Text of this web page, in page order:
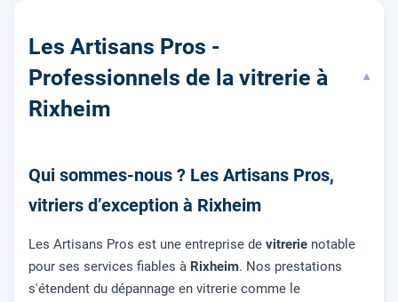
Les Artisans Pros -
Professionnels de la vitrerie à
Rixheim
▾
Qui sommes-nous ? Les Artisans Pros,
vitriers d’exception à Rixheim
Les Artisans Pros est une entreprise de vitrerie notable
pour ses services fiables à Rixheim. Nos prestations
s'étendent du dépannage en vitrerie comme le